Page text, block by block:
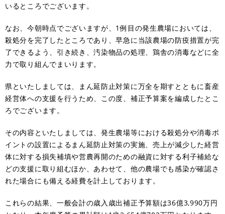
いるところでございます。
なお、今朝時点でございますが、1例目の発生農場においては、
殺処分を完了したところであり、早急に当該農場の防疫措置が完
了できるよう、引き続き、汚染物品の処理、鶏舎の消毒などに全
力で取り組んでまいります。
県といたしましては、まん延防止対策に万全を期すとともに畜産
経営体への支援を行うため、この度、補正予算案を編成したとこ
ろでございます。
その内容といたしましては、発生農場等における殺処分や消毒ポ
イントの設置によるまん延防止対策の実施、売上が減少した経営
体に対する損失補填や営農再開のための融資に対する利子補給な
どの支援に取り組むほか、あわせて、他の農場でも感染が確認さ
れた場合にも備える経費を計上しております。
これらの結果、一般会計の歳入歳出補正予算額は36億3,990万円